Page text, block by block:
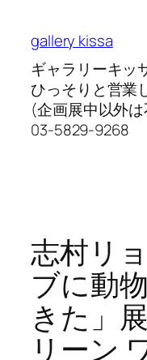
gallery kissa
ギャラリーキッ
ひっそりと営業
(企画展中以外は
03-5829-9268
志村リ
ブに動
きた」
リーン